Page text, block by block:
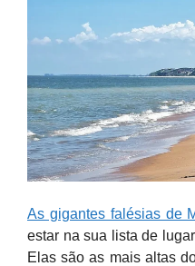
As gigantes falésias de
estar na sua lista de
Elas são as mais altas